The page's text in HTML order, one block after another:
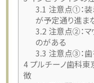
3.1 注意点①：装
が予定通り進ま
3.2 注意点②：マ
のがある
3.3 注意点③：歯
4プルチーノ歯科東
徴